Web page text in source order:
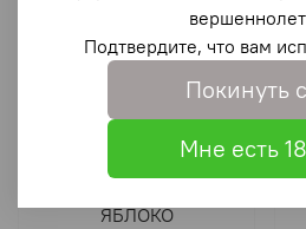
ЯБЛОКО
Подтвердите, что вам
Покинуть
Мне есть